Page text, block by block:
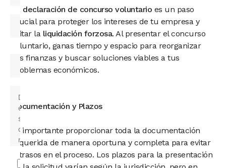
La declaración de concurso voluntario es un paso
crucial para proteger los intereses de tu empresa y
evitar la liquidación forzosa. Al presentar el concurso
voluntario, ganas tiempo y espacio para reorganizar
tus finanzas y buscar soluciones viables a tus
problemas económicos.
Documentación y Plazos
Es importante proporcionar toda la documentación
requerida de manera oportuna y completa para evitar
retrasos en el proceso. Los plazos para la presentación